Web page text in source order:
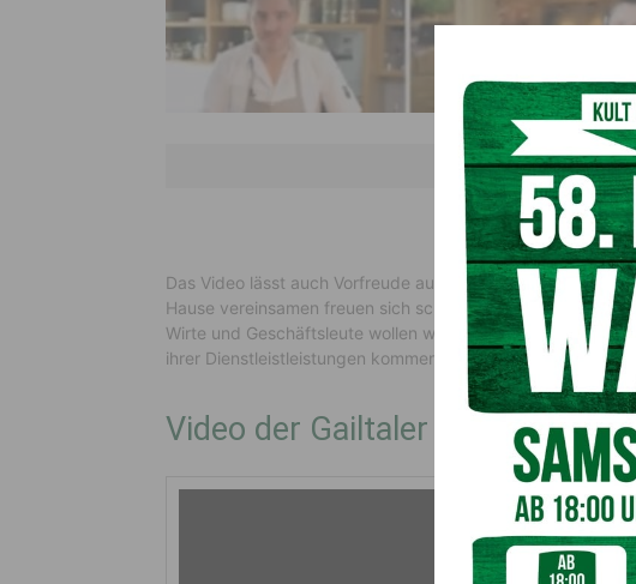
Video: Die Wirtschaft im
Das Video lässt auch Vorfreude aufkommen auf zukünftige
Hause vereinsamen freuen sich schließlich darauf, wieder
Wirte und Geschäftsleute wollen wieder Gäste in ihren
ihrer Dienstleistleistungen kommen lassen. Es muß ja
Video der Gailtaler Wirtschaft